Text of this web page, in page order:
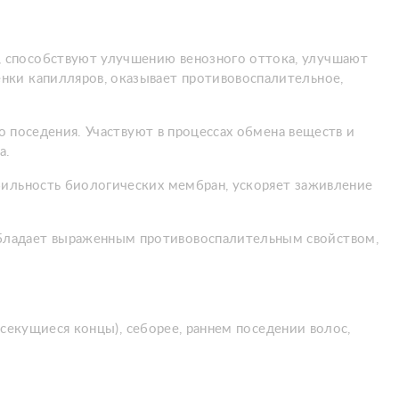
улучшению венозного оттока, улучшают
капилляров, оказывает противовоспалительное,
Участвуют в процессах обмена веществ и
биологических мембран, ускоряет заживление
выраженным противовоспалительным свойством,
концы), себорее, раннем поседении волос,